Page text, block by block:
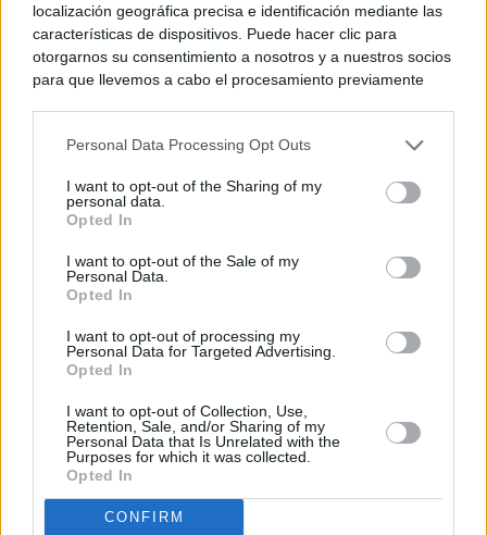
localización geográfica precisa e identificación mediante las
características de dispositivos. Puede hacer clic para
otorgarnos su consentimiento a nosotros y a nuestros socios
para que llevemos a cabo el procesamiento previamente
negar su consentimiento. Tenga en cuenta que algún
de su consentimiento, pero usted tiene el derecho de
rechazar tal procesamiento. Sus preferencias se aplicarán
cualquier momento entrando de nuevo en este sitio web o
visitando nuestra política de privacidad.
Personal Data Processing Opt Outs
I want to opt-out of the Sharing of my
personal data.
Opted In
I want to opt-out of the Sale of my
Personal Data.
Opted In
I want to opt-out of processing my
Personal Data for Targeted Advertising.
Opted In
I want to opt-out of Collection, Use,
Retention, Sale, and/or Sharing of my
Personal Data that Is Unrelated with the
Purposes for which it was collected.
Opted In
CONFIRM